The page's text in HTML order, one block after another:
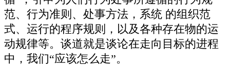
范、行为准则、处事方法，系统 的组织范
式、运行的程序规则，以及各种存在物的运
动规律等。谈道就是谈论在走向目标的进程
中，我们“应该怎么走”。